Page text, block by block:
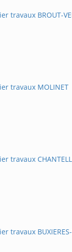
travaux BROUT-
travaux MOLINET
travaux
travaux BUXIERES-